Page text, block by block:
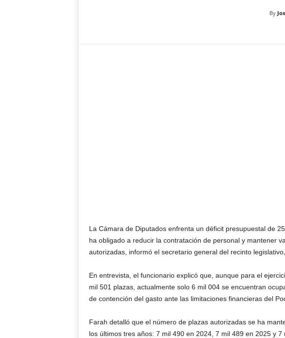
By
La Cámara de Diputados enfrenta un déficit presupuestal de
ha obligado a reducir la contratación de personal y mantener
autorizadas, informó el secretario general del recinto
En entrevista, el funcionario explicó que, aunque para el
mil 501 plazas, actualmente solo 6 mil 004 se encuentran
de contención del gasto ante las limitaciones financieras del
Farah detalló que el número de plazas autorizadas se ha
los últimos tres años: 7 mil 490 en 2024, 7 mil 489 en 2025 y